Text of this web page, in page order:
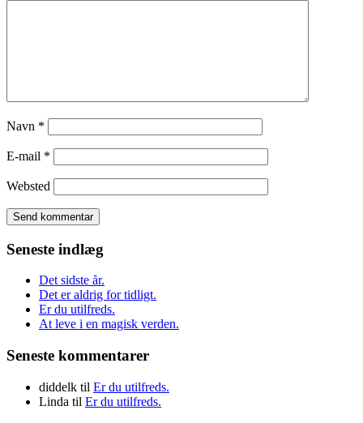
Navn *
E-mail *
Websted
Seneste indlæg
Det sidste år.
Det er aldrig for tidligt.
Er du utilfreds.
At leve i en magisk verden.
Seneste kommentarer
diddelk til Er du utilfreds.
Linda til Er du utilfreds.